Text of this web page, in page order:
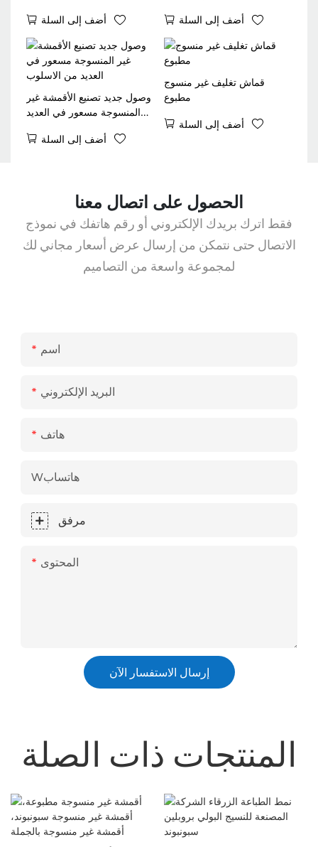
أضف إلى السلة أضف إلى السلة
وصول جديد تصنيع الأقمشة غير
المنسوجة مسعور في العديد
أضف إلى السلة
قماش تغليف غير منسوج
مطبوع
أضف إلى السلة
الحصول على اتصال معنا
فقط اترك بريدك الإلكتروني أو رقم هاتفك في نموذج
الاتصال حتى نتمكن من إرسال عرض أسعار مجاني لك
لمجموعة واسعة من التصاميم
اسم
البريد الإلكتروني
هاتف
Wهاتساب
مرفق
المحتوى
إرسال الاستفسار الآن
المنتجات ذات الصلة